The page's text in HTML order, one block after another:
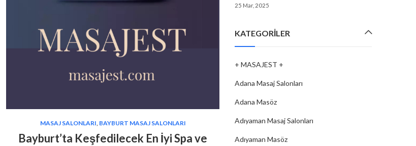
MASAJ SALONLARI, BAYBURT MASAJ SALONLARI
Bayburt’ta Keşfedilecek En İyi Spa ve
MASAJ SALONLARI,+ MASAJEST +
Sinop’ta Profesyonel Masaj
25 Mar, 2025
KATEGORILER
+ MASAJEST +
Adana Masaj Salonları
Adana Masöz
Adıyaman Masaj Salonları
Adıyaman Masöz